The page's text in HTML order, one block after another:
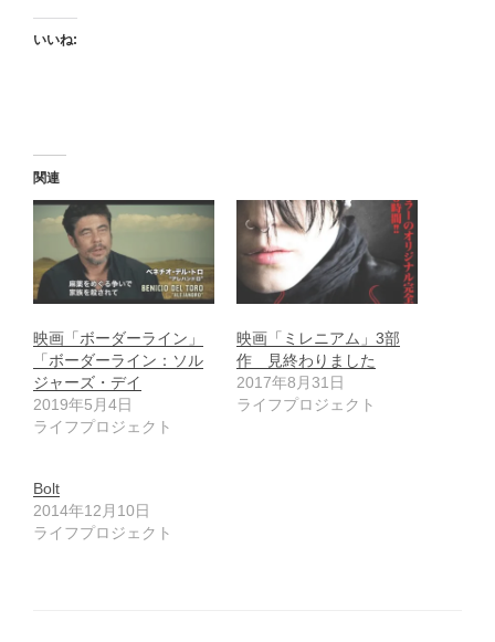
いいね:
関連
映画「ボーダーライン」
「ボーダーライン：ソル
ジャーズ・デイ
2019年5月4日
ライフプロジェクト
映画「ミレニアム」3部
作 見終わりました
2017年8月31日
ライフプロジェクト
Bolt
2014年12月10日
ライフプロジェクト